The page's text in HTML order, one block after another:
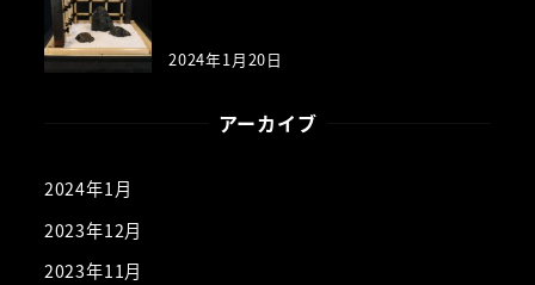
2024年1月20日
アーカイブ
2024年1月
2023年12月
2023年11月